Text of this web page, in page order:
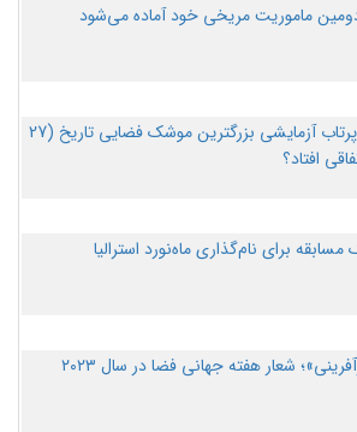
ماموریت مریخی خود آماده می‌شود
در دومین پرتاب آزمایشی بزرگترین موشک فضایی تاریخ (27
افتاد؟
مسابقه برای نام‌گذاری ماه‌نورد استرالیا
شعار هفته جهانی فضا در سال ۲۰۲۳